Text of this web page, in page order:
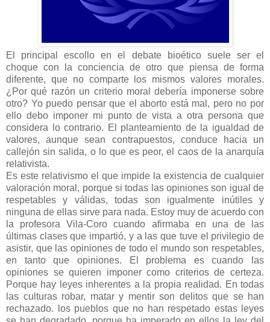
El principal escollo en el debate bioético suele ser el
choque con la conciencia de otro que piensa de forma
diferente, que no comparte los mismos valores morales.
¿Por qué razón un criterio moral debería imponerse sobre
otro? Yo puedo pensar que el aborto está mal, pero no por
ello debo imponer mi punto de vista a otra persona que
considera lo contrario. El planteamiento de la igualdad de
valores, aunque sean contrapuestos, conduce hacia un
callejón sin salida, o lo que es peor, el caos de la anarquía
relativista.
Es este relativismo el que impide la existencia de cualquier
valoración moral, porque si todas las opiniones son igual de
respetables y válidas, todas son igualmente inútiles y
ninguna de ellas sirve para nada. Estoy muy de acuerdo con
la profesora Vila-Coro cuando afirmaba en una de las
últimas clases que impartió, y a las que tuve el privilegio de
asistir, que las opiniones de todo el mundo son respetables,
en tanto que opiniones. El problema es cuando las
opiniones se quieren imponer como criterios de certeza.
Porque hay leyes inherentes a la propia realidad. En todas
las culturas robar, matar y mentir son delitos que se han
rechazado. los pueblos que no han respetado estas leyes